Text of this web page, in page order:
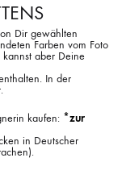
Dir gewählten
Farben vom Foto
aber Deine
In der
kaufen: *zur
in Deutscher